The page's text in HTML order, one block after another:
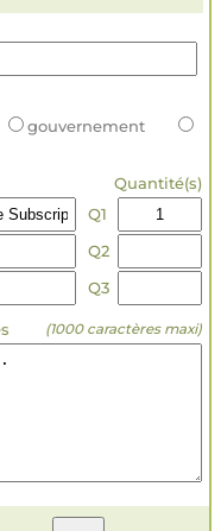
gouvernement
Quantité(s)
Q1
Q2
Q3
(1000 caractères maxi)